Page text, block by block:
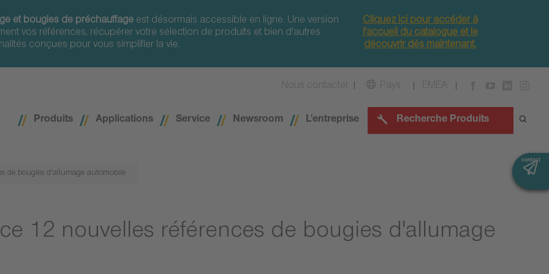
et bougies de préchauffage est désormais accessible en ligne. Une version
vos références, récupérer votre sélection de produits et bien d'autres
conçues pour vous simplifier la vie.
Cliquez ici pour accéder à
l'accueil du catalogue et le
découvrir dès maintenant.
Nous contacter Pays EMEA
Produits Applications Service Newsroom L'entreprise Recherche Produits
de bougies d'allumage automobile
12 nouvelles références de bougies d'allumage
contact